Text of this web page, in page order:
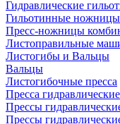
Гидравлические
Гильотинные ножницы
Пресс-ножницы
Листоправильные
Листогибы и Вальцы
Вальцы
Листогибочные пресса
Пресса гидравлические
Прессы
Прессы